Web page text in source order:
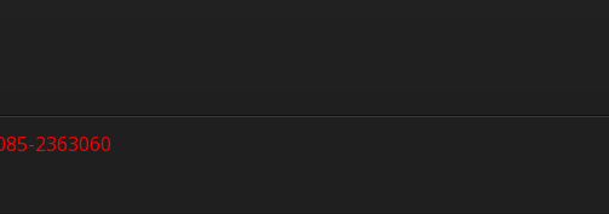
2363060